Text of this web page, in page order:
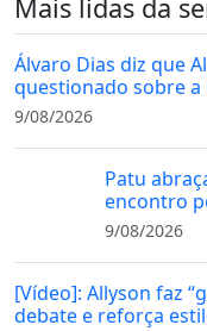
Mais lidas da
Álvaro Dias diz que
questionado sobre
9/08/2026
Patu
encontro
9/08/2026
[Vídeo]: Allyson faz
debate e reforça